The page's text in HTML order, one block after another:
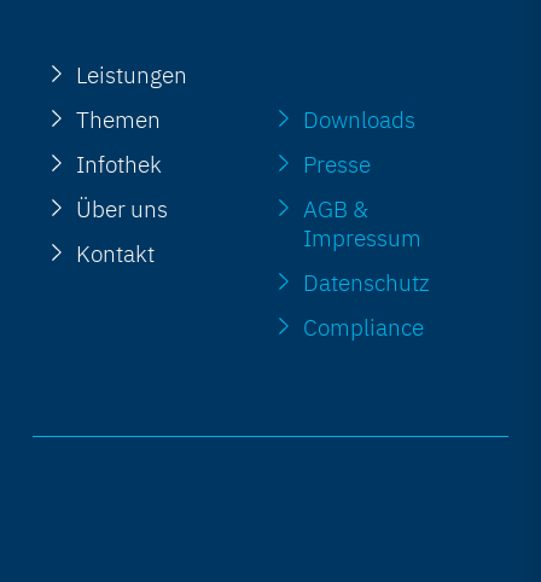
Leistungen
Themen
Infothek
Über uns
Kontakt
Downloads
Presse
AGB &
Impressum
Datenschutz
Compliance